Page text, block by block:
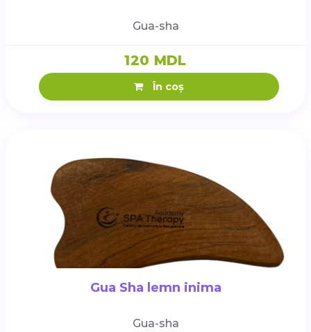
Gua-sha
120 MDL
În coș
Gua Sha lemn inima
Gua-sha